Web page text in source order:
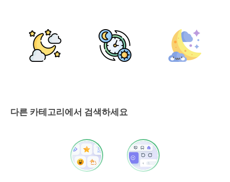
다른 카테고리에서 검색하세요